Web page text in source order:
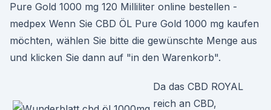
Pure Gold 1000 mg 120 Milliliter online bestellen -
medpex Wenn Sie CBD ÖL Pure Gold 1000 mg kaufen
möchten, wählen Sie bitte die gewünschte Menge aus
und klicken Sie dann auf "in den Warenkorb".
Da das CBD ROYAL
reich an CBD,